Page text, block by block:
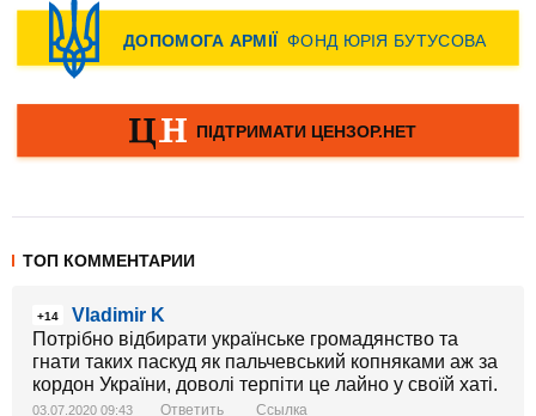
ТОП КОММЕНТАРИИ
+14
Vladimir K
Потрібно відбирати українське громадянство та
гнати таких паскуд як пальчевський копняками аж за
кордон України, доволі терпіти це лайно у своїй хаті.
03.07.2020 09:43 Ответить Ссылка